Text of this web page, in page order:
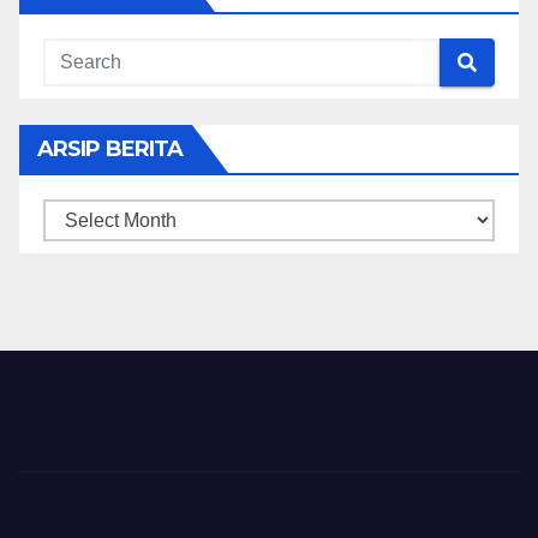
ARSIP BERITA
ARSIP